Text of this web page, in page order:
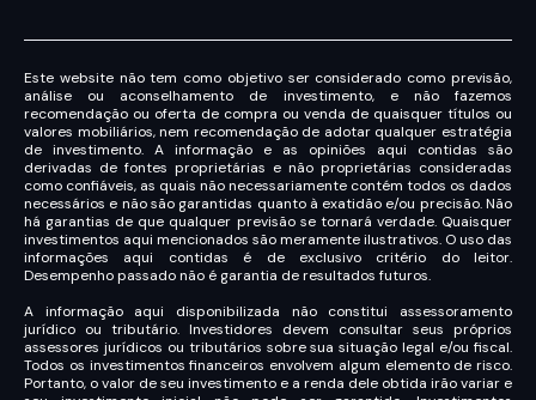
Este website não tem como objetivo ser considerado como previsão,
análise ou aconselhamento de investimento, e não fazemos
recomendação ou oferta de compra ou venda de quaisquer títulos ou
valores mobiliários, nem recomendação de adotar qualquer estratégia
de investimento. A informação e as opiniões aqui contidas são
derivadas de fontes proprietárias e não proprietárias consideradas
como confiáveis, as quais não necessariamente contém todos os dados
necessários e não são garantidas quanto à exatidão e/ou precisão. Não
há garantias de que qualquer previsão se tornará verdade. Quaisquer
investimentos aqui mencionados são meramente ilustrativos. O uso das
informações aqui contidas é de exclusivo critério do leitor.
Desempenho passado não é garantia de resultados futuros.
A informação aqui disponibilizada não constitui assessoramento
jurídico ou tributário. Investidores devem consultar seus próprios
assessores jurídicos ou tributários sobre sua situação legal e/ou fiscal.
Todos os investimentos financeiros envolvem algum elemento de risco.
Portanto, o valor de seu investimento e a renda dele obtida irão variar e